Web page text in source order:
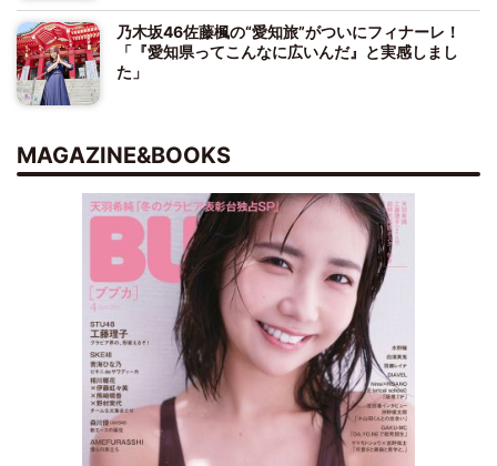
乃木坂46佐藤楓の“愛知旅”がついにフィナーレ！
「『愛知県ってこんなに広いんだ』と実感しまし
た」
MAGAZINE&BOOKS